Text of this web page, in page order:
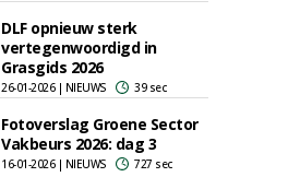
DLF opnieuw sterk
vertegenwoordigd in
Grasgids 2026
26-01-2026 | NIEUWS 39 sec
Fotoverslag Groene Sector
Vakbeurs 2026: dag 3
16-01-2026 | NIEUWS 727 sec